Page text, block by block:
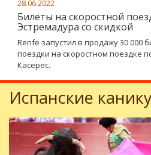
28.06.2022
Билеты на скоростной
Эстремадура со скидкой
Renfe запустил в продажу 30 000
поездки на скоростном поездке
Касерес.
Испанские